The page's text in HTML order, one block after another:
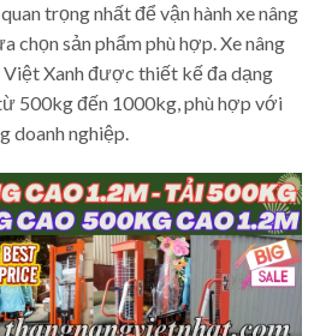
trọng nhất để vận hành xe nâng
chọn sản phẩm phù hợp. Xe nâng
Việt Xanh được thiết kế đa dạng
500kg đến 1000kg, phù hợp với
doanh nghiệp.